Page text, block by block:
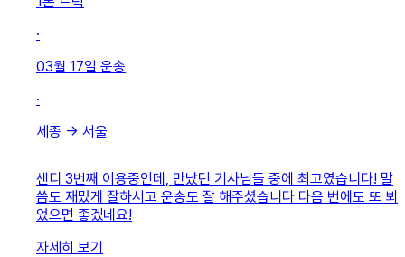
·
03월 17일 운송
·
세종 → 서울
센디 3번째 이용중인데, 만났던 기사님들 중에 최고였습니다! 말
씀도 재밌게 잘하시고 운송도 잘 해주셨습니다 다음 번에도 또 뵈
었으면 좋겠네요!
자세히 보기